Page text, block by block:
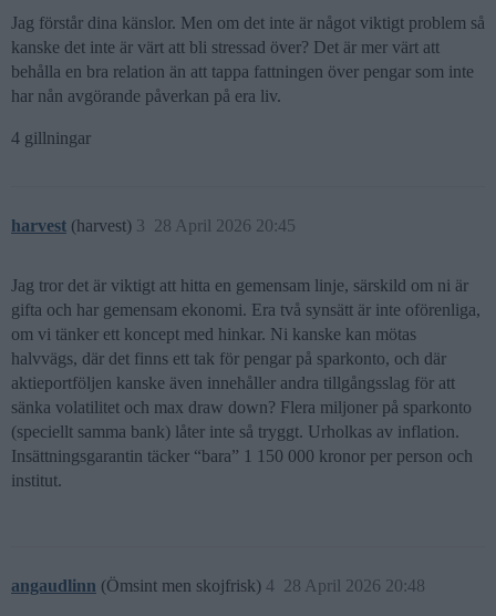
Jag förstår dina känslor. Men om det inte är något viktigt problem så
kanske det inte är värt att bli stressad över? Det är mer värt att
behålla en bra relation än att tappa fattningen över pengar som inte
har nån avgörande påverkan på era liv.
4 gillningar
harvest (harvest) 28 April 2026 20:45
3
Jag tror det är viktigt att hitta en gemensam linje, särskild om ni är
gifta och har gemensam ekonomi. Era två synsätt är inte oförenliga,
om vi tänker ett koncept med hinkar. Ni kanske kan mötas
halvvägs, där det finns ett tak för pengar på sparkonto, och där
aktieportföljen kanske även innehåller andra tillgångsslag för att
sänka volatilitet och max draw down? Flera miljoner på sparkonto
(speciellt samma bank) låter inte så tryggt. Urholkas av inflation.
Insättningsgarantin täcker “bara” 1 150 000 kronor per person och
institut.
angaudlinn (Ömsint men skojfrisk) 28 April 2026 20:48
4